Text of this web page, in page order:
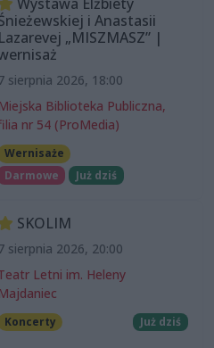
i Anastasii
Lazarevej „MISZMASZ” |
sierpnia 2026, 18:00
Miejska Biblioteka Publiczna,
nr 54 (ProMedia)
Wernisaże
Darmowe
Już dziś
SKOLIM
sierpnia 2026, 20:00
Letni im. Heleny
Majdaniec
Koncerty Już dziś